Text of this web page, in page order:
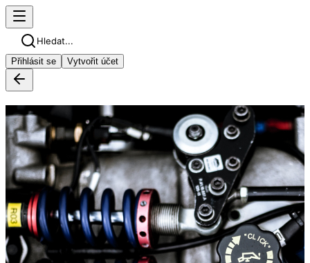
Hledat...
Přihlásit se Vytvořit účet